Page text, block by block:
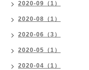
2020-09（1）
2020-08（1）
2020-06（3）
2020-05（1）
2020-04（1）